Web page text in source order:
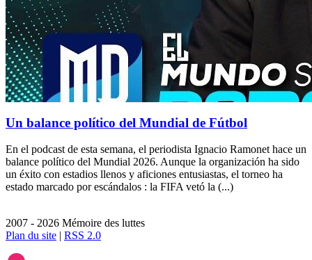
Un balance político del Mundial de Fútbol
En el podcast de esta semana, el periodista Ignacio Ramonet hace un
balance político del Mundial 2026. Aunque la organización ha sido
un éxito con estadios llenos y aficiones entusiastas, el torneo ha
estado marcado por escándalos : la FIFA vetó la (...)
2007 - 2026 Mémoire des luttes
Plan du site | RSS 2.0